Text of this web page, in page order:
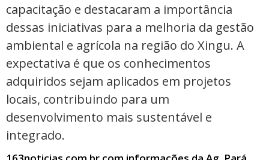
capacitação e destacaram a importância
dessas iniciativas para a melhoria da gestão
ambiental e agrícola na região do Xingu. A
expectativa é que os conhecimentos
adquiridos sejam aplicados em projetos
locais, contribuindo para um
desenvolvimento mais sustentável e
integrado.